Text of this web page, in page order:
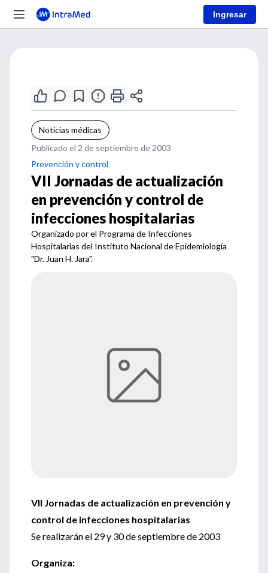
Ingresar
Noticias médicas
Publicado el 2 de septiembre de 2003
Prevención y control
VII Jornadas de actualización
en prevención y control de
infecciones hospitalarias
Organizado por el Programa de Infecciones
Hospitalarias del Instituto Nacional de Epidemiología
"Dr. Juan H. Jara".
VII Jornadas de actualización en prevención y
control de infecciones hospitalarias
Se realizarán el 29 y 30 de septiembre de 2003
Organiza: